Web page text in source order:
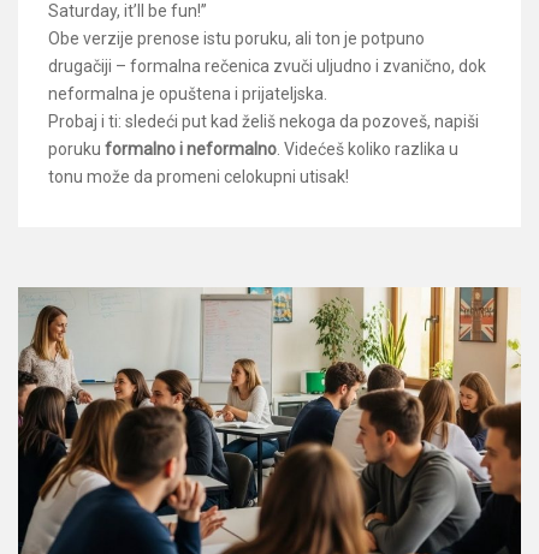
Saturday, it’ll be fun!”
Obe verzije prenose istu poruku, ali ton je potpuno
drugačiji – formalna rečenica zvuči uljudno i zvanično, dok
neformalna je opuštena i prijateljska.
Probaj i ti: sledeći put kad želiš nekoga da pozoveš, napiši
poruku formalno i neformalno . Videćeš koliko razlika u
tonu može da promeni celokupni utisak!